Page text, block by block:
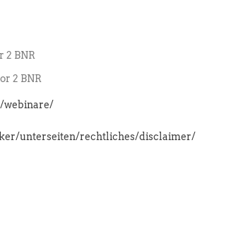
2 BNR
2 BNR
webinare/
unterseiten/rechtliches/disclaimer/